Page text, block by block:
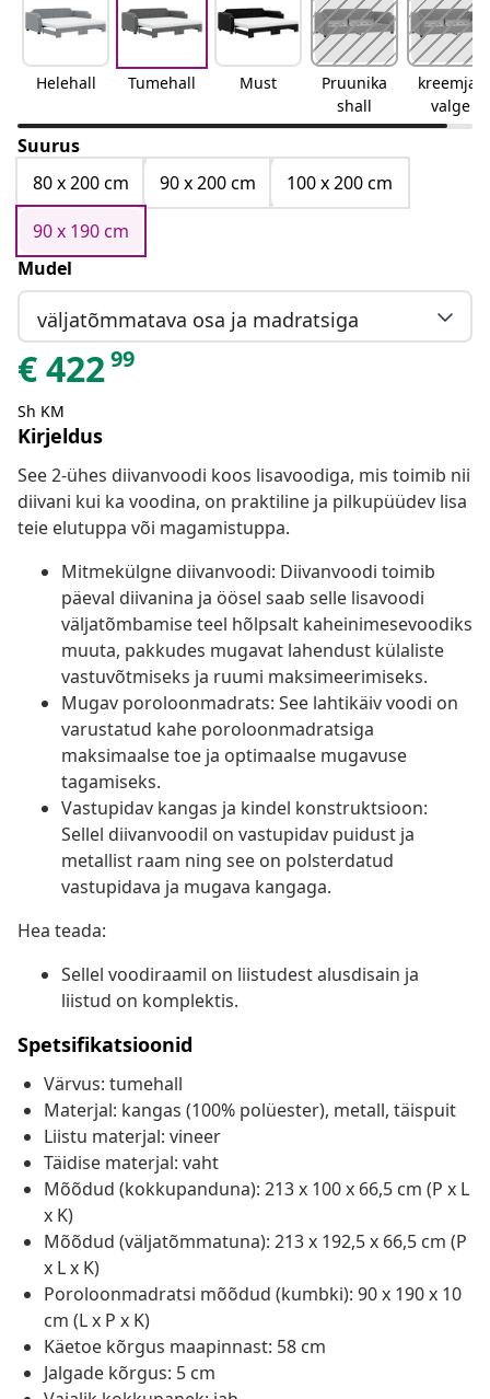
Helehall Tumehall Must
Pruunika
shall
kreemjas
valge
Suurus
80 x 200 cm
90 x 200 cm
100 x 200 cm
90 x 190 cm
Mudel
väljatõmmatava osa ja madratsiga
€42299
Sh KM
Kirjeldus
See 2-ühes diivanvoodi koos lisavoodiga, mis toimib nii
diivani kui ka voodina, on praktiline ja pilkupüüdev lisa
teie elutuppa või magamistuppa.
Mitmekülgne diivanvoodi: Diivanvoodi toimib
päeval diivanina ja öösel saab selle lisavoodi
väljatõmbamise teel hõlpsalt kaheinimesevoodiks
muuta, pakkudes mugavat lahendust külaliste
vastuvõtmiseks ja ruumi maksimeerimiseks.
Mugav poroloonmadrats: See lahtikäiv voodi on
varustatud kahe poroloonmadratsiga
maksimaalse toe ja optimaalse mugavuse
tagamiseks.
Vastupidav kangas ja kindel konstruktsioon:
Sellel diivanvoodil on vastupidav puidust ja
metallist raam ning see on polsterdatud
vastupidava ja mugava kangaga.
Hea teada:
Sellel voodiraamil on liistudest alusdisain ja
liistud on komplektis.
Spetsifikatsioonid
Värvus: tumehall
Materjal: kangas (100% polüester), metall, täispuit
Liistu materjal: vineer
Täidise materjal: vaht
Mõõdud (kokkupanduna): 213 x 100 x 66,5 cm (P x L
x K)
Mõõdud (väljatõmmatuna): 213 x 192,5 x 66,5 cm (P
x L x K)
Poroloonmadratsi mõõdud (kumbki): 90 x 190 x 10
cm (L x P x K)
Käetoe kõrgus maapinnast: 58 cm
Jalgade kõrgus: 5 cm